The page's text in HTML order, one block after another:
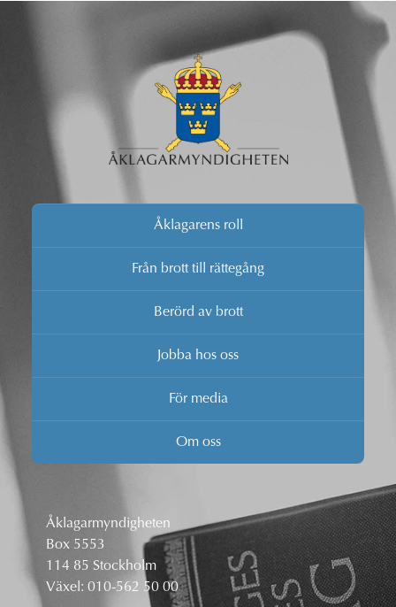
Åklagarens roll
Från brott till rättegång
Berörd av brott
Jobba hos oss
För media
Om oss
Åklagarmyndigheten
Box 5553
114 85 Stockholm
Växel: 010-562 50 00